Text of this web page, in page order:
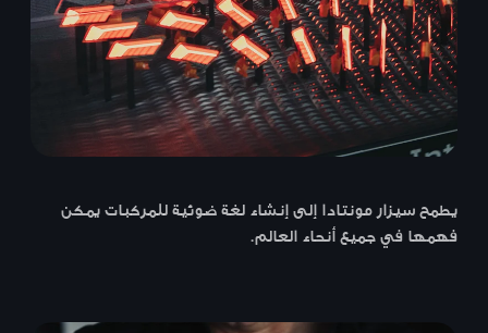
يطمح سيزار مونتادا إلى إنشاء لغة ضوئية للمركبات يمكن
فهمها في جميع أنحاء العالم.